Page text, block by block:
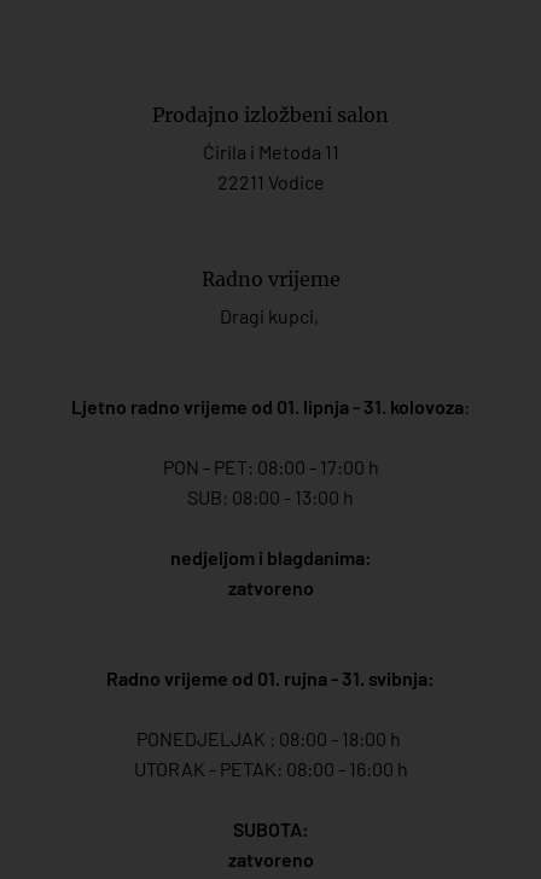
Prodajno izložbeni salon
Ćirila i Metoda 11
22211 Vodice
Radno vrijeme
Dragi kupci,
Ljetno radno vrijeme od 01. lipnja - 31. kolovoza:
PON - PET: 08:00 - 17:00 h
SUB: 08:00 - 13:00 h
nedjeljom i blagdanima:
zatvoreno
Radno vrijeme od 01. rujna - 31. svibnja:
PONEDJELJAK : 08:00 - 18:00 h
UTORAK - PETAK: 08:00 - 16:00 h
SUBOTA:
zatvoreno